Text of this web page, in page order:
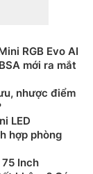
hưởng
giúp bảo vệ
hình tivi cần
khoảng
đảm bảo tiêu
quan sát
RGB Evo AI
mới ra mắt
nhược điểm
LED
hợp phòng
Inch